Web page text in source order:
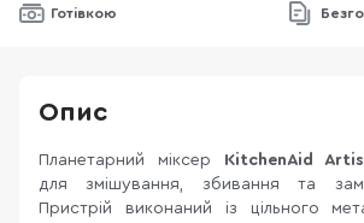
Готівкою
Опис
Планетарний міксер KitchenAid
для змішування, збивання та
Пристрій виконаний із цільного